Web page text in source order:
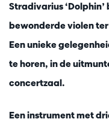
Stradivarius ‘Dolphin’
bewonderde violen
Een unieke
te horen, in de
concertzaal.
Een instrument met